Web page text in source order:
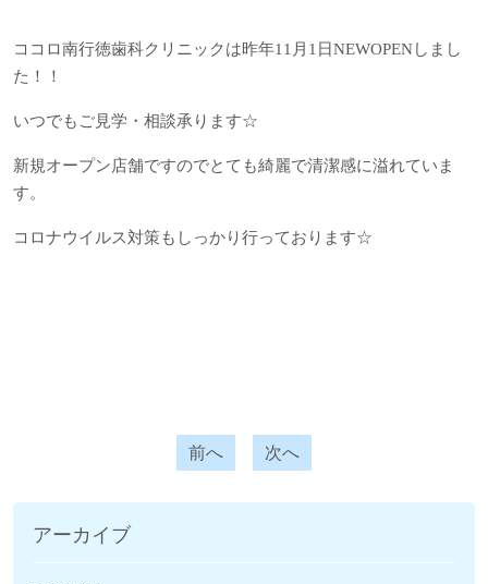
ココロ南行徳歯科クリニックは昨年11 月 1 日NEWOPENしまし
た ！！
いつでもご見学・相談承ります☆
新規オープン店舗ですのでとても綺麗で清潔感に溢れていま
す。
コロナウイルス対策もしっかり行っております☆
前へ 次へ
アーカイブ